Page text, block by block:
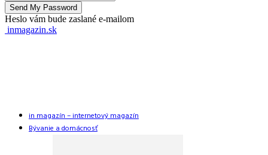
Heslo vám bude zaslané e-mailom
inmagazin.sk
in magazín – internetový magazín
Bývanie a domácnosť